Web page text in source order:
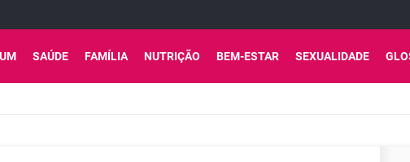
SAÚDE FAMÍLIA NUTRIÇÃO BEM-ESTAR SEXUALIDADE